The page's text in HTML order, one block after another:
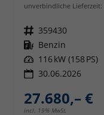
unverbindliche Lieferzeit:
Fahrzeugnr. 359430
Kraftstoff Benzin
Leistung 116 kW (158 PS)
30.06.2026
27.680,– €
incl. 19% MwSt.